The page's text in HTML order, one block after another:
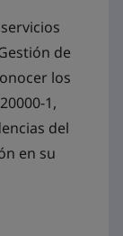
de
los
1,
del
en su